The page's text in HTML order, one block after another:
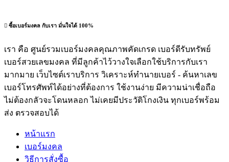
ซื้อเบอร์มงคล กับเรา มั่นใจได้ 100%
เรา คือ ศูนย์รวมเบอร์มงคลคุณภาพคัดเกรด เบอร์ดีรับทรัพย์
เบอร์สวยเลขมงคล ที่มีลูกค้าไว้วางใจเลือกใช้บริการกับเรา
มากมาย เว็บไซต์เราบริการ วิเคราะห์ทำนายเบอร์ - ค้นหาเลข
เบอร์โทรศัพท์ได้อย่างที่ต้องการ ใช้งานง่าย มีความน่าเชื่อถือ
ไม่ต้องกลัวจะโดนหลอก ไม่เคยมีประวัติโกงเงิน ทุกเบอร์พร้อม
ส่ง ตรวจสอบได้
หน้าแรก
เบอร์มงคล
วิธีการสั่งซื้อ